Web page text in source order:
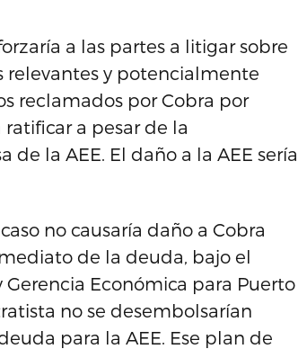
a las partes a litigar sobre
relevantes y potencialmente
reclamados por Cobra por
a pesar de la
la AEE. El daño a la AEE sería
no causaría daño a Cobra
de la deuda, bajo el
Económica para Puerto
no se desembolsarían
para la AEE. Ese plan de